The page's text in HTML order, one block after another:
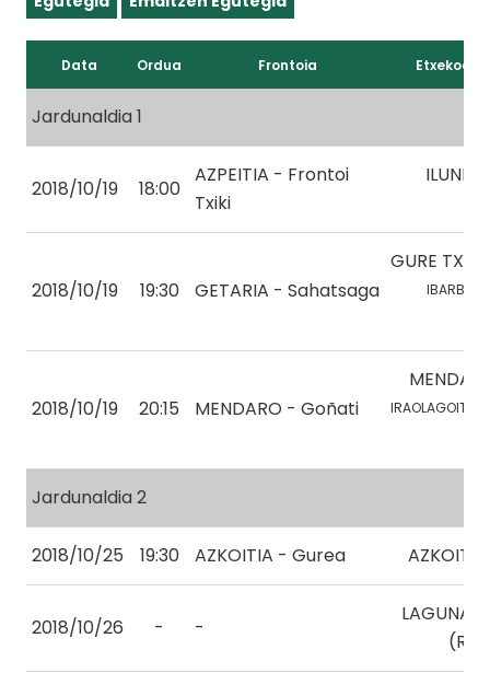
Data Ordua Frontoia Etxekoa
Jardunaldia 1
2018/10/19 18:00
AZPEITIA - Frontoi
Txiki
ILUNPE
2018/10/19 19:30 GETARIA - Sahatsaga
GURE
IBARBIA,
2018/10/19 20:15 MENDARO - Goñati IRAOLAGOITIA,
Jardunaldia 2
2018/10/25 19:30 AZKOITIA - Gurea AZKOITIA
2018/10/26 - -
LAGUNAK